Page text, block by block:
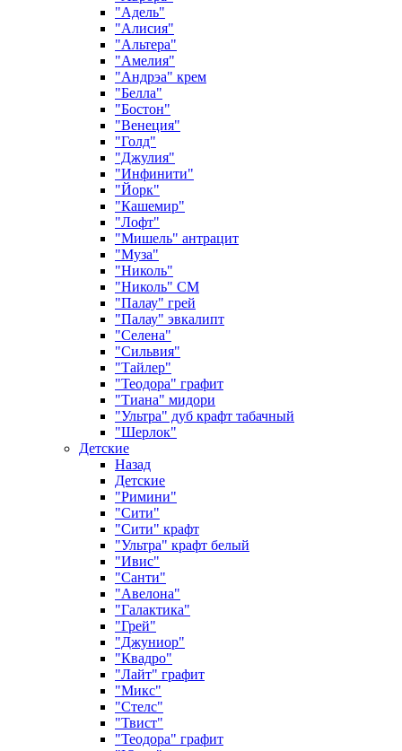
"Адель"
"Алисия"
"Альтера"
"Амелия"
"Андрэа" крем
"Белла"
"Бостон"
"Венеция"
"Голд"
"Джулия"
"Инфинити"
"Йорк"
"Кашемир"
"Лофт"
"Мишель" антрацит
"Муза"
"Николь"
"Николь" СМ
"Палау" грей
"Палау" эвкалипт
"Селена"
"Сильвия"
"Тайлер"
"Теодора" графит
"Тиана" мидори
"Ультра" дуб крафт табачный
"Шерлок"
Детские
Назад
Детские
"Римини"
"Сити"
"Сити" крафт
"Ультра" крафт белый
"Ивис"
"Санти"
"Авелона"
"Галактика"
"Грей"
"Джуниор"
"Квадро"
"Лайт" графит
"Микс"
"Стелс"
"Твист"
"Теодора" графит